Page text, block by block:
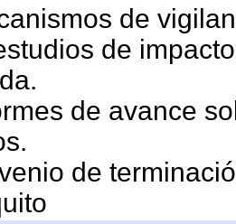
de
de
de avance
de